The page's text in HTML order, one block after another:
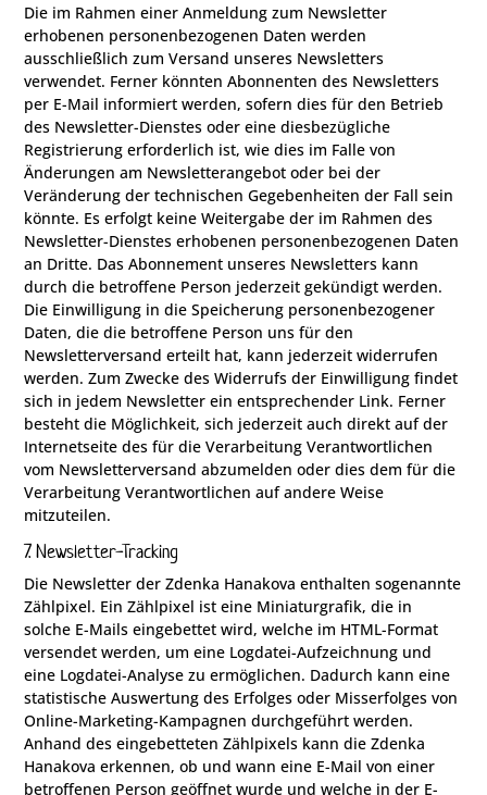
Die im Rahmen einer Anmeldung zum Newsletter
erhobenen personenbezogenen Daten werden
ausschließlich zum Versand unseres Newsletters
verwendet. Ferner könnten Abonnenten des Newsletters
per E-Mail informiert werden, sofern dies für den Betrieb
des Newsletter-Dienstes oder eine diesbezügliche
Registrierung erforderlich ist, wie dies im Falle von
Änderungen am Newsletterangebot oder bei der
Veränderung der technischen Gegebenheiten der Fall sein
könnte. Es erfolgt keine Weitergabe der im Rahmen des
Newsletter-Dienstes erhobenen personenbezogenen Daten
an Dritte. Das Abonnement unseres Newsletters kann
durch die betroffene Person jederzeit gekündigt werden.
Die Einwilligung in die Speicherung personenbezogener
Daten, die die betroffene Person uns für den
Newsletterversand erteilt hat, kann jederzeit widerrufen
werden. Zum Zwecke des Widerrufs der Einwilligung findet
sich in jedem Newsletter ein entsprechender Link. Ferner
besteht die Möglichkeit, sich jederzeit auch direkt auf der
Internetseite des für die Verarbeitung Verantwortlichen
vom Newsletterversand abzumelden oder dies dem für die
Verarbeitung Verantwortlichen auf andere Weise
mitzuteilen.
7. Newsletter-Tracking
Die Newsletter der Zdenka Hanakova enthalten sogenannte
Zählpixel. Ein Zählpixel ist eine Miniaturgrafik, die in
solche E-Mails eingebettet wird, welche im HTML-Format
versendet werden, um eine Logdatei-Aufzeichnung und
eine Logdatei-Analyse zu ermöglichen. Dadurch kann eine
statistische Auswertung des Erfolges oder Misserfolges von
Online-Marketing-Kampagnen durchgeführt werden.
Anhand des eingebetteten Zählpixels kann die Zdenka
Hanakova erkennen, ob und wann eine E-Mail von einer
betroffenen Person geöffnet wurde und welche in der E-